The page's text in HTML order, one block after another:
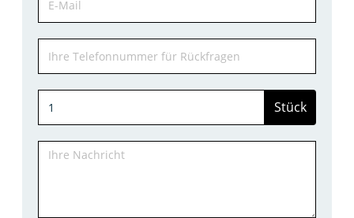
Stück